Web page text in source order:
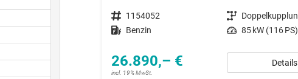
Fahrzeugnummer 1154052 Getriebe
Kraftstoff Benzin Leistung 85 kW (116 PS)
26.890,– €
incl. 19% MwSt.
Details